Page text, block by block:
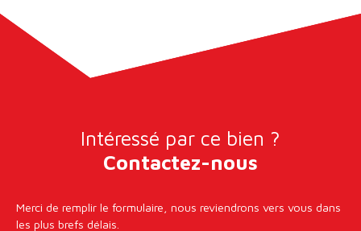
Intéressé par ce bien ?
Contactez-nous
Merci de remplir le formulaire, nous reviendrons vers vous dans
les plus brefs délais.